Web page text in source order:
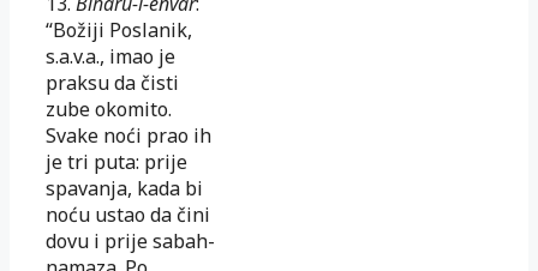
“Božiji Poslanik,
s.a.v.a., imao je
praksu da čisti
zube okomito.
Svake noći prao ih
je tri puta: prije
spavanja, kada bi
noću ustao da čini
dovu i prije sabah-